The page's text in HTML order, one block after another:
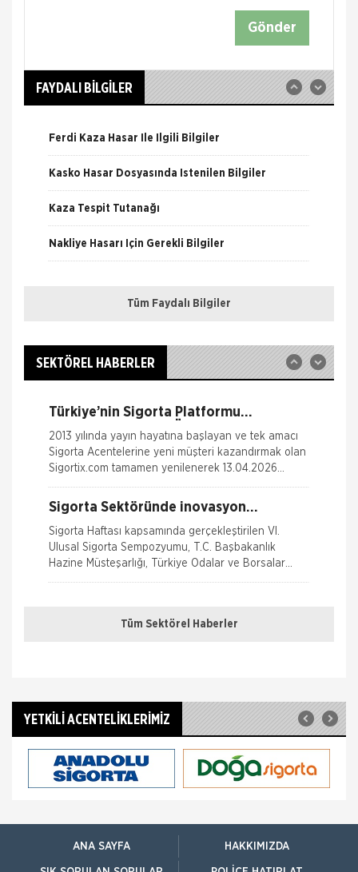
Gönder
FAYDALI BİLGİLER
Trafik Hasarı için Gerekli Bilgiler
Yangın Hasarı ile ilgili Bilgiler
Ferdi Kaza Hasar İle İlgili Bilgiler
Kasko Hasar Dosyasında İstenilen Bilgiler
Kaza Tespit Tutanağı
Nakliye Hasarı İçin Gerekli Bilgiler
Yangın Hasarı ile ilgili Bilgiler
Kasko Hasar Dosyasında İstenilen Bilgiler
Kaza Tespit Tutanağı
Nakliye Hasarı İçin Gerekli Bilgiler
Tüm Faydalı Bilgiler
SEKTÖREL HABERLER
Fare Kasko Kapsamında
Sigorta şirketleri ile sigortalılar arasındaki
uyuşmazlıkları çözen Sigorta Tahkim Komisyonu,
ile yayına başlamıştır. Müşterileri Sigorta Acentelerini
Türkiye’nin Sigorta Platformu
Sigortix.com 2000 Üye Sigorta
Acentesi ile Yenilendi
2013 yılında yayın hayatına başlayan ve tek amacı
Sigorta Acentelerine yeni müşteri kazandırmak olan
Sigortix.com tamamen yenilenerek 13.04.2026
tarihinde yüksek teknolojik altyapıs
Sigorta Sektöründe inovasyon
Konuşuldu
Sigorta Haftası kapsamında gerçekleştirilen VI.
Ulusal Sigorta Sempozyumu, T.C. Başbakanlık
Hazine Müsteşarlığı, Türkiye Odalar ve Borsalar
Birliği (TOBB) ve Türkiye Si
Hayata geçirdiği ilkleri ve yenilikçi çözümleriyle
NN Hayat ve Emeklilik adına Nielsen tarafından ilki
Temmuz 2016’da 8 ilde 15 ve üzeri çalışanı olan
şirketlerin çalışanları ile yapılan geniş çaplı otomatik
Kadınlar Emeklilikte İyi Maaş, Erkekler
gençlerin bireysel emeklilik sistemine yaklaşımını ve
tasarruf alışkanlıklarını öğrenmek amacıyla, Yöntem
Araştır
Tüm Sektörel Haberler
YETKİLİ ACENTELİKLERİMİZ
ANA SAYFA HAKKIMIZDA